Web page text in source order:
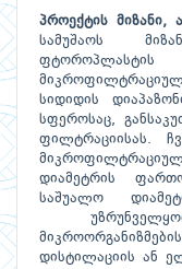
პროექტის მიზანი,
სამუშაოს
სიდიდის
სფეროსაც,
ფილტრაციისას.
დიამეტრის
საშუალო
დისტილაციის ან